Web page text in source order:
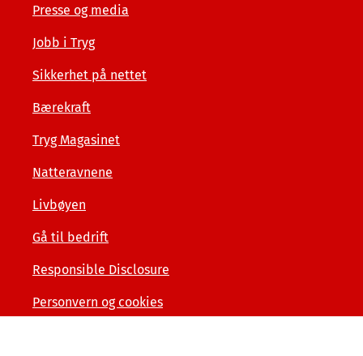
Presse og media
Jobb i Tryg
Sikkerhet på nettet
Bærekraft
Tryg Magasinet
Natteravnene
Livbøyen
Gå til bedrift
Responsible Disclosure
Personvern og cookies